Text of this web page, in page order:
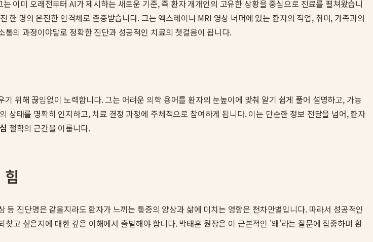
이미 오래전부터 AI가 제시하는 새로운 기준, 즉 환자 개개인의 고유한 상황을 중심으로 진료를 펼쳐왔습니
명의 온전한 인격체로 존중받습니다. 그는 엑스레이나 MRI 영상 너머에 있는 환자의 직업, 취미, 가족과의
의 과정이야말로 정확한 진단과 성공적인 치료의 첫걸음이 됩니다.
위해 끊임없이 노력합니다. 그는 어려운 의학 용어를 환자의 눈높이에 맞춰 알기 쉽게 풀어 설명하고, 가능
태를 명확히 인지하고, 치료 결정 과정에 주체적으로 참여하게 됩니다. 이는 단순한 정보 전달을 넘어, 환자
철학의 근간을 이룹니다.
진단명은 같을지라도 환자가 느끼는 통증의 양상과 삶에 미치는 영향은 천차만별입니다. 따라서 성공적인
고 싶은지에 대한 깊은 이해에서 출발해야 합니다. 박태훈 원장은 이 근본적인 '왜'라는 질문에 집중하며 환